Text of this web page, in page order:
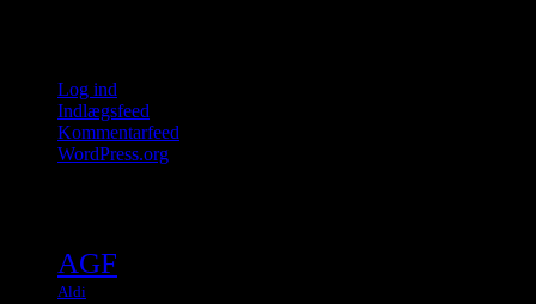
Log ind
Indlægsfeed
Kommentarfeed
WordPress.org
AGF
Aldi